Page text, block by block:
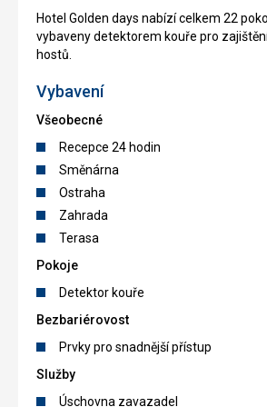
Hotel Golden days nabízí celkem 22
vybaveny detektorem kouře pro
hostů.
Vybavení
Všeobecné
Recepce 24 hodin
Směnárna
Ostraha
Zahrada
Terasa
Pokoje
Detektor kouře
Bezbariérovost
Prvky pro snadnější přístup
Služby
Úschovna zavazadel